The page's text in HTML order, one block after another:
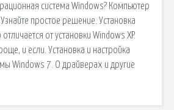
система Windows? Компьютер
простое решение. Установка
от установки Windows XP.
и если. Установка и настройка
Windows 7. О драйверах и другие